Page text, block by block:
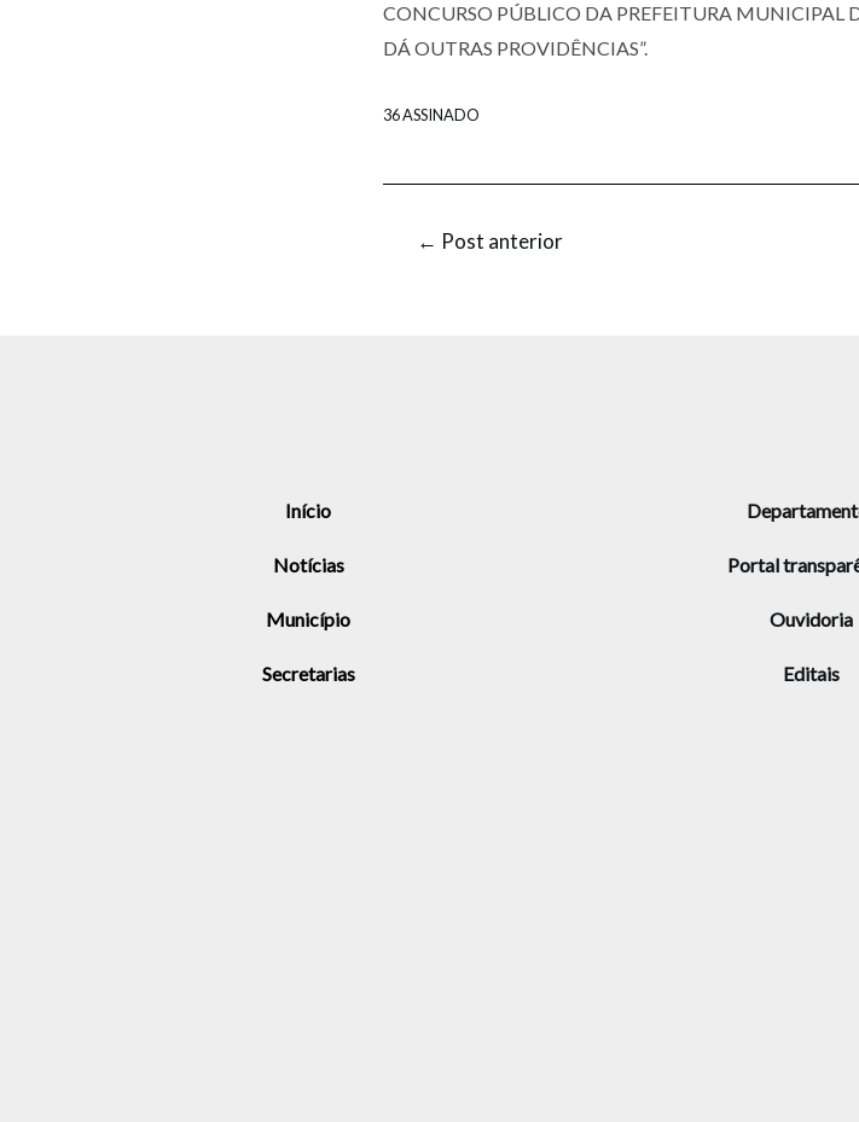
CONCURSO PÚBLICO DA PREFEITURA
DÁ OUTRAS PROVIDÊNCIAS”.
36 ASSINADO
← Post anterior
Início
Notícias
Município
Secretarias
Portal
Ouvidoria
Editais